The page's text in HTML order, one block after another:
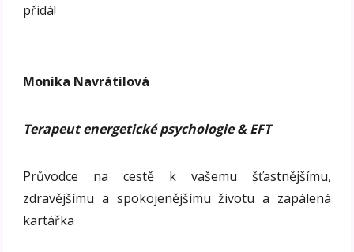
přidá!
Monika Navrátilová
Terapeut energetické psychologie & EFT
Průvodce na cestě k vašemu šťastnějšímu,
zdravějšímu a spokojenějšímu životu a zapálená
kartářka